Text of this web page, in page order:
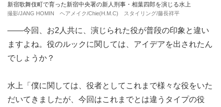
新宿歌舞伎町で育った新宿中央署の新人刑事・相葉四郎を演じる水上
撮影/JANG HOMIN ヘアメイク/Chie(H.M.C) スタイリング/藤長祥平
――今回、お2人共に、演じられた役が普段の印象と違い
ますよね。役のルックに関しては、アイデアを出されたん
でしょうか？
水上「僕に関しては、役者としてこれまで様々な役をいた
だいてきましたが、今回はこれまでとは違うタイプの役